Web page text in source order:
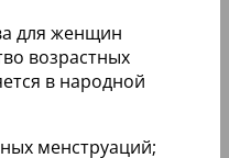
для женщин
возрастных
в народной
менструаций;